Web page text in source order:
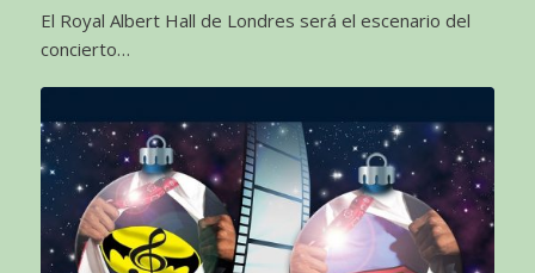
El Royal Albert Hall de Londres será el escenario del
concierto…